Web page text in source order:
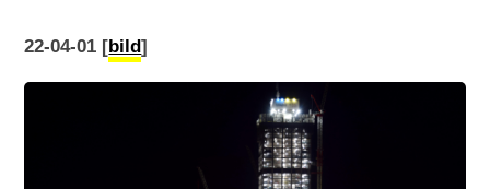
22-04-01 [bild]